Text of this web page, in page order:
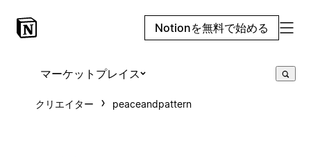
Notionを無料で始める
マーケットプレイス
クリエイター peaceandpattern